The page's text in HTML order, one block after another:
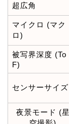
超広角
マイクロ (マク
ロ)
被写界深度 (To
F)
センサーサイズ
夜景モード (星